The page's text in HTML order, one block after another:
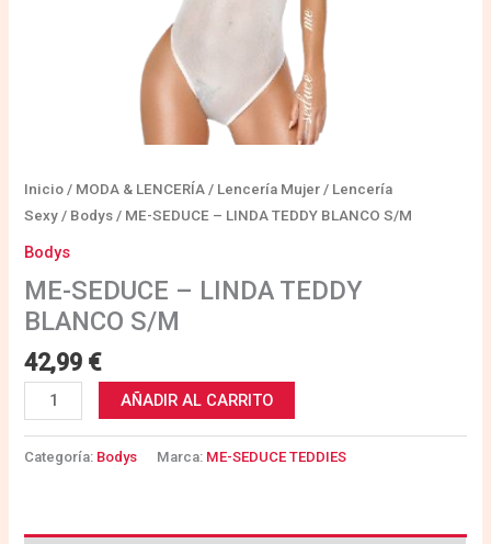
Inicio / MODA & LENCERÍA / Lencería Mujer / Lencería
Sexy / Bodys / ME-SEDUCE – LINDA TEDDY BLANCO S/M
Bodys
ME-SEDUCE – LINDA TEDDY
BLANCO S/M
42,99 €
AÑADIR AL CARRITO
Categoría: Bodys Marca: ME-SEDUCE TEDDIES